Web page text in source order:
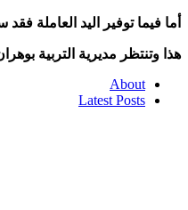
أما فيما توفير اليد العاملة فقد سجل وجود 900 منصب مخصص فقط للمطاعم وهو ما يؤكد
هذا وتنتظر مديرية التربية
About
Latest Posts